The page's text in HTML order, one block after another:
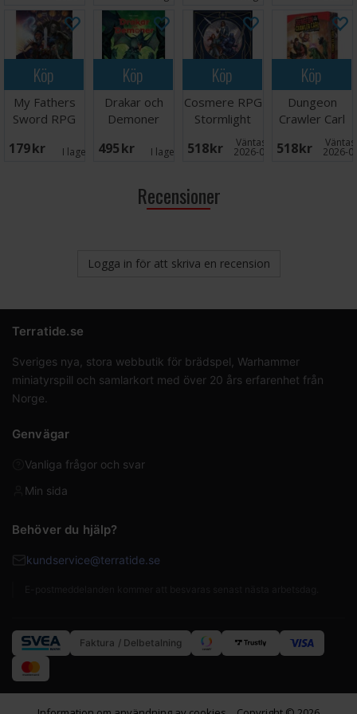
Köp
My Fathers
Sword RPG
179 SEK I lager: 1
Köp
Drakar och
Demoner
495 SEK I lager: 2
Köp
Cosmere RPG
Stormlight
Handbook
518 SEK Väntas in:
2026-08-13
Köp
Dungeon
Crawler Carl
RPG Starter
Set
518 SEK 2026-
Recensioner
Logga in för att skriva en recension
Terratide.se
Sveriges nya, stora webbutik för brädspel, Warhammer
miniatyrspill och samlarkort med över 20 års erfarenhet från
Norge.
Genvägar
Vanliga frågor och svar
Min sida
Behöver du hjälp?
kundservice@terratide.se
Faktura / Delbetalning